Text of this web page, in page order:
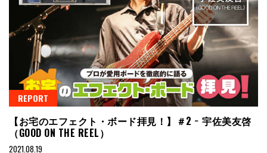
REPORT
【お宅のエフェクト・ボード拝見！】＃2 − 宇佐美友啓
（GOOD ON THE REEL）
2021.08.19